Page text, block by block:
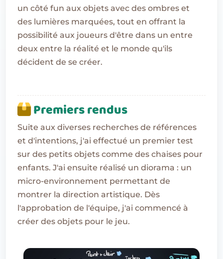
un côté fun aux objets avec des ombres et
des lumières marquées, tout en offrant la
possibilité aux joueurs d'être dans un entre
deux entre la réalité et le monde qu'ils
décident de se créer.
Premiers rendus
Suite aux diverses recherches de références
et d'intentions, j'ai effectué un premier test
sur des petits objets comme des chaises pour
enfants. J'ai ensuite réalisé un diorama : un
micro-environnement permettant de
montrer la direction artistique. Dès
l'approbation de l'équipe, j'ai commencé à
créer des objets pour le jeu.